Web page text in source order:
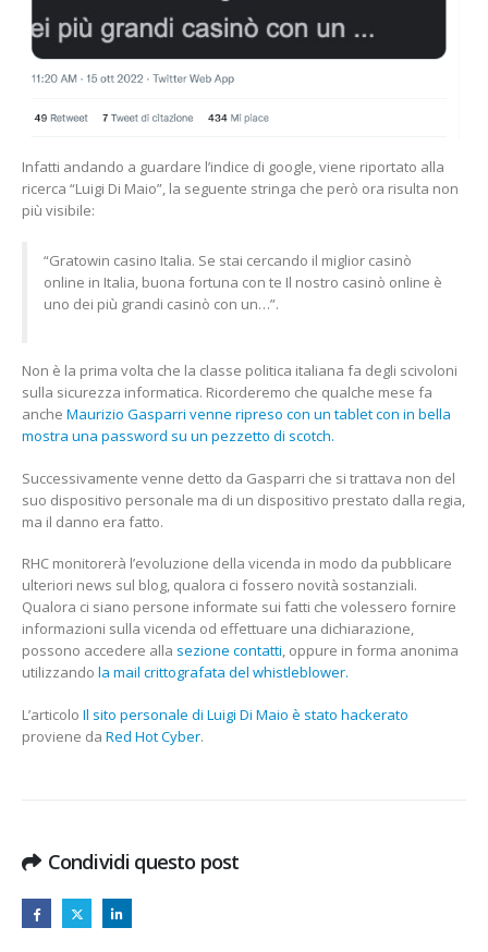
Infatti andando a guardare l’indice di google, viene riportato alla
ricerca “Luigi Di Maio”, la seguente stringa che però ora risulta non
più visibile:
“Gratowin casino Italia. Se stai cercando il miglior casinò
online in Italia, buona fortuna con te Il nostro casinò online è
uno dei più grandi casinò con un…”.
Non è la prima volta che la classe politica italiana fa degli scivoloni
sulla sicurezza informatica. Ricorderemo che qualche mese fa
anche Maurizio Gasparri venne ripreso con un tablet con in bella
mostra una password su un pezzetto di scotch.
Successivamente venne detto da Gasparri che si trattava non del
suo dispositivo personale ma di un dispositivo prestato dalla regia,
ma il danno era fatto.
RHC monitorerà l’evoluzione della vicenda in modo da pubblicare
ulteriori news sul blog, qualora ci fossero novità sostanziali.
Qualora ci siano persone informate sui fatti che volessero fornire
informazioni sulla vicenda od effettuare una dichiarazione,
possono accedere alla sezione contatti, oppure in forma anonima
utilizzando la mail crittografata del whistleblower.
L’articolo Il sito personale di Luigi Di Maio è stato hackerato
proviene da Red Hot Cyber.
Condividi questo post